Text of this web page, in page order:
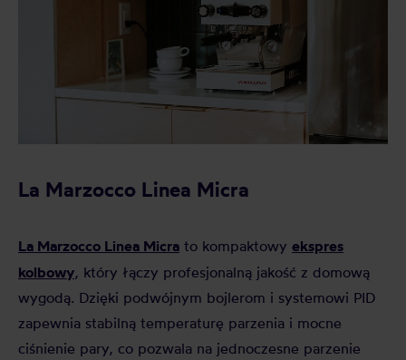
La Marzocco Linea Micra
La Marzocco Linea Micra to kompaktowy ekspres
kolbowy, który łączy profesjonalną jakość z domową
wygodą. Dzięki podwójnym bojlerom i systemowi PID
zapewnia stabilną temperaturę parzenia i mocne
ciśnienie pary, co pozwala na jednoczesne parzenie